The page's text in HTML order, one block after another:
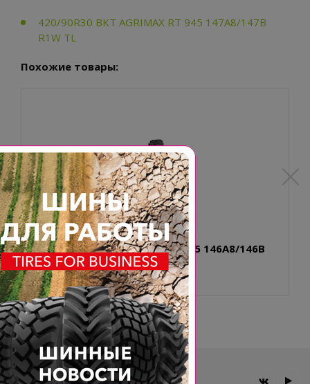
420/90R30 BKT AGRIMAX RT 945 147A8/147B
R1W TL
Похожие товары:
320/90R46 BKT AGRIMAX RT 945 146A8/146B
R1W TL
Главная